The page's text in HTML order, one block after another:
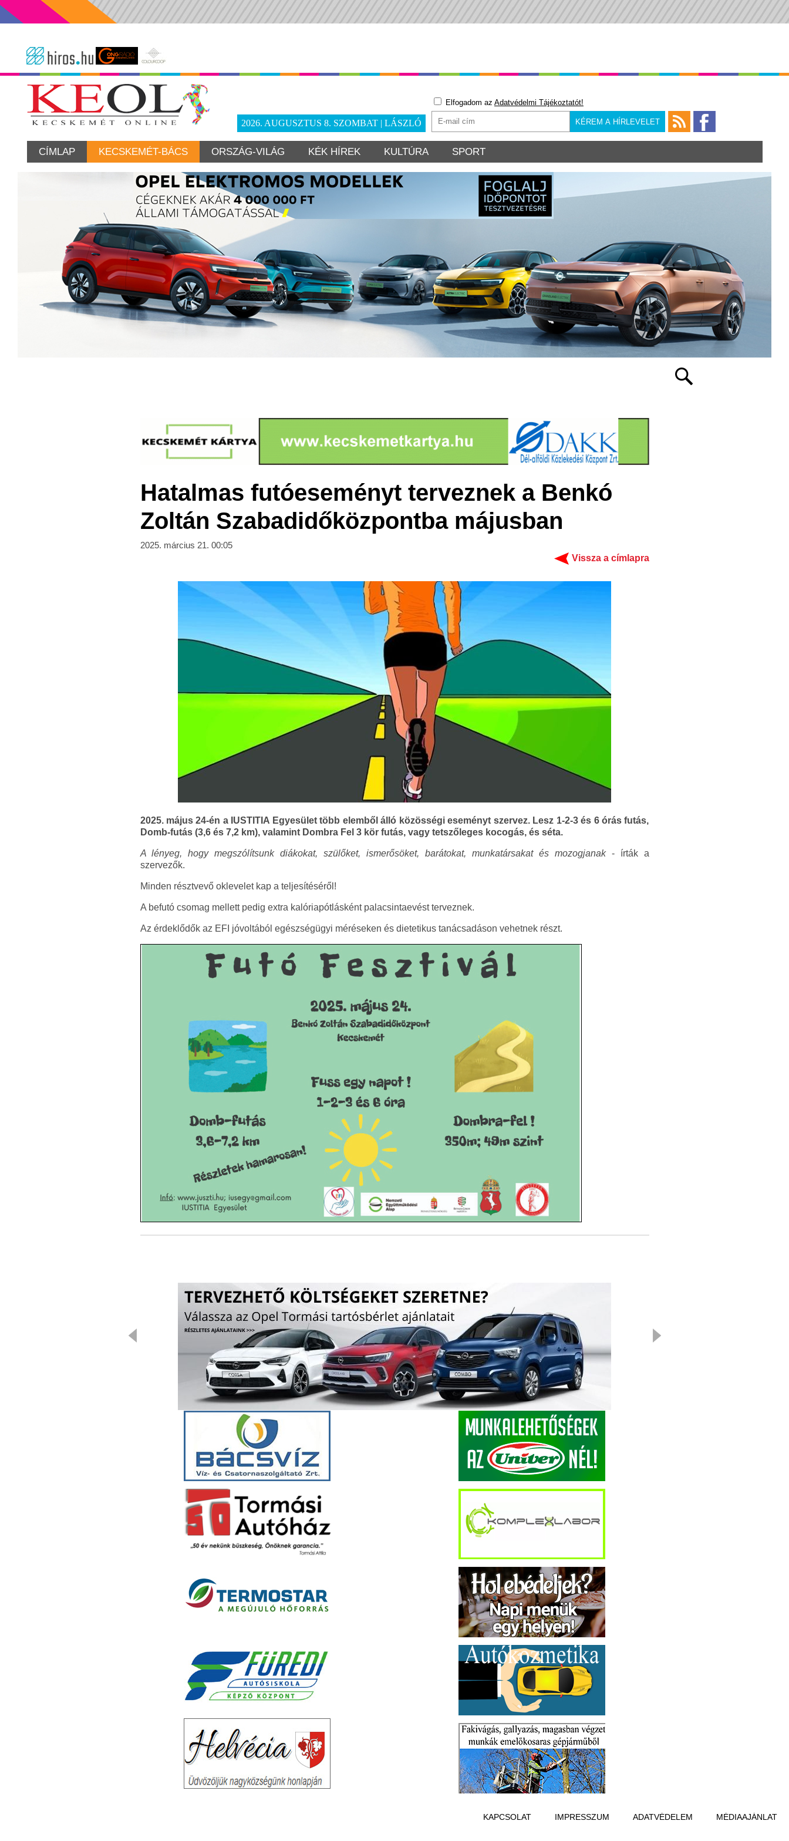
2026. AUGUSZTUS 8. SZOMBAT | LÁSZLÓ
Elfogadom az Adatvédelmi Tájékoztatót!
CÍMLAP KECSKEMÉT-BÁCS ORSZÁG-VILÁG KÉK HÍREK KULTÚRA SPORT
Hatalmas futóeseményt terveznek a Benkó
Zoltán Szabadidőközpontba májusban
2025. március 21. 00:05
Vissza a címlapra
2025. május 24-én a IUSTITIA Egyesület több elemből álló közösségi eseményt szervez. Lesz 1-2-3 és 6 órás futás,
Domb-futás (3,6 és 7,2 km), valamint Dombra Fel 3 kör futás, vagy tetszőleges kocogás, és séta.
A lényeg, hogy megszólítsunk diákokat, szülőket, ismerősöket, barátokat, munkatársakat és mozogjanak- írták a
szervezők.
Minden résztvevő oklevelet kap a teljesítéséről!
A befutó csomag mellett pedig extra kalóriapótlásként palacsintaevést terveznek.
Az érdeklődők az EFI jóvoltából egészségügyi méréseken és dietetikus tanácsadáson vehetnek részt.
KAPCSOLAT IMPRESSZUM ADATVÉDELEM MÉDIAAJÁNLAT